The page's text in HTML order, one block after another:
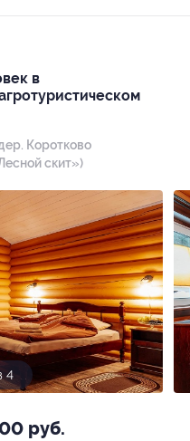
в
Коротково
скит»)
4
руб.